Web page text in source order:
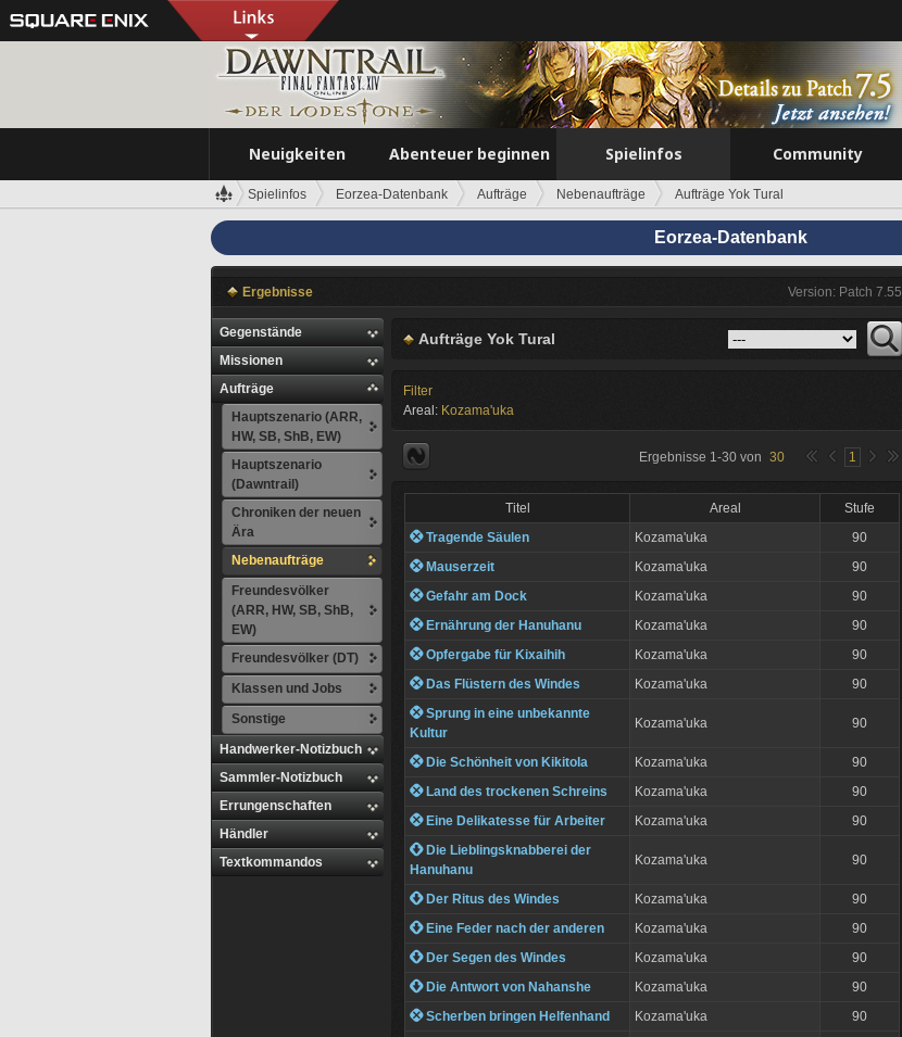
Neuigkeiten Abenteuer beginnen Spielinfos Community
Spielinfos Eorzea-Datenbank Aufträge Nebenaufträge Aufträge Yok Tural
Eorzea-Datenbank
Ergebnisse Version: Patch 7.55
Gegenstände
Missionen
Aufträge
Hauptszenario (ARR,
HW, SB, ShB, EW)
Hauptszenario
(Dawntrail)
Chroniken der neuen
Ära
Nebenaufträge
Freundesvölker
(ARR, HW, SB, ShB,
EW)
Freundesvölker (DT)
Klassen und Jobs
Sonstige
Handwerker-Notizbuch
Sammler-Notizbuch
Errungenschaften
Händler
Textkommandos
Aufträge Yok Tural
Filter
Areal: Kozama'uka
Ergebnisse 1-30 von 30 1
Titel Areal
Stufe
 Tragende Säulen
Kozama'uka
90
 Mauserzeit
Kozama'uka
90
 Gefahr am Dock
Kozama'uka
90
 Ernährung der Hanuhanu
Kozama'uka
90
 Opfergabe für Kixaihih
Kozama'uka
90
 Das Flüstern des Windes
Kozama'uka
90
 Sprung in eine unbekannte
Kultur
Kozama'uka 90
 Die Schönheit von Kikitola Kozama'uka
90
 Land des trockenen Schreins
Kozama'uka
90
 Eine Delikatesse für Arbeiter
Kozama'uka
90
 Die Lieblingsknabberei der
Hanuhanu
Kozama'uka 90
 Der Ritus des Windes Kozama'uka
90
 Eine Feder nach der anderen
Kozama'uka
90
 Der Segen des Windes
Kozama'uka
90
 Die Antwort von Nahanshe
Kozama'uka
90
 Scherben bringen Helfenhand
Kozama'uka
90